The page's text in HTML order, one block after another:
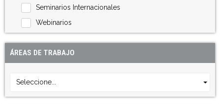
Seminarios Internacionales
Webinarios
ÁREAS DE TRABAJO
Seleccione...